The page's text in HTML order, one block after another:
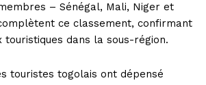
– Sénégal, Mali, Niger et
ce classement, confirmant
dans la sous-région.
touristes togolais ont dépensé